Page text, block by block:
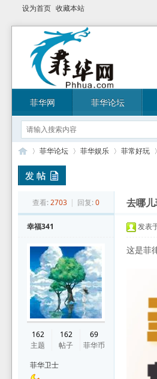
设为首页 收藏本站
菲华网 菲华论坛
菲华论坛 菲华娱乐 菲常好玩
›
查看: 2703 | 回复: 0 去哪
幸福341
162
主题
162
帖子
69
菲华币
菲华卫士
发表
这是菲